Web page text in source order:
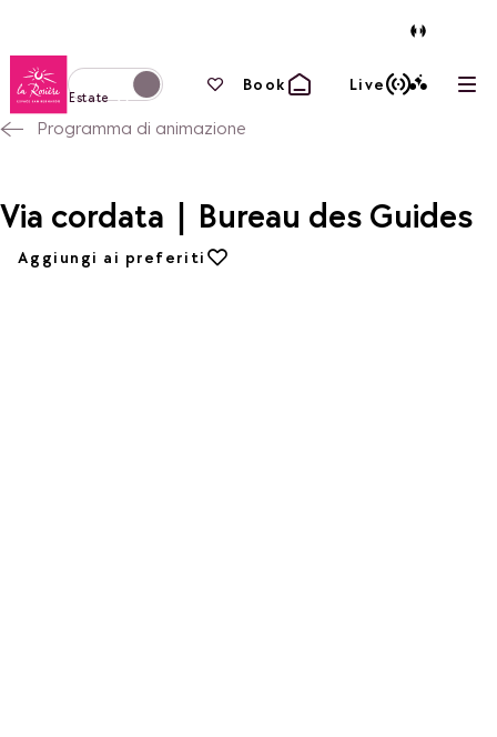
Torna alla home page
Passa alla modalità invernale
Estate
I tuoi preferiti
Book Live
Programma di animazione
Via cordata | Bureau des Guides
Aggiungi ai preferiti
Aggiungi ai preferiti